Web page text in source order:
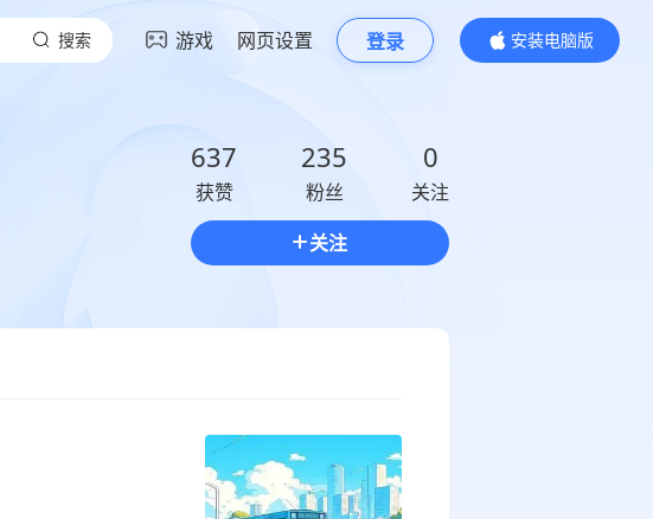
搜索 游戏 网页设置 登录
安装电脑版
内容更精彩
637
获赞
235
粉丝
0
关注
关注